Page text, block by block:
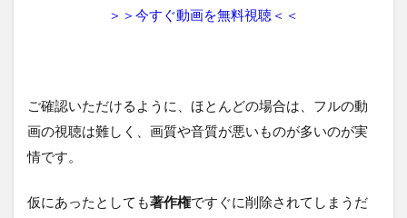
＞＞今すぐ動画を無料視聴＜＜
ご確認いただけるように、ほとんどの場合は、フルの動
画の視聴は難しく、画質や音質が悪いものが多いのが実
情です。
仮にあったとしても著作権ですぐに削除されてしまうだ